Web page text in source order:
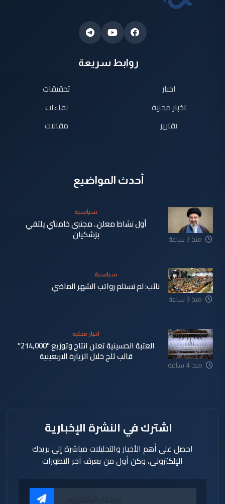
روابط سريعة
اخبار
اخبار محلية
تقارير
تحقيقات
لقاءات
مقالات
أحدث المواضيع
منذ 3 ساعة
سياسية
أول نشاط معلن.. مجتبى خامنئي يلتقي
بزشكيان
منذ 3 ساعة
سياسية
نائب: لم نستلم رواتب الشهر الماضي
منذ 4 ساعة
اخبار محلية
العتبة الحسينية تعلن انتاج وتوزيع "214,000"
قالب ثلج خلال الزيارة الاربعينية
اشترك في النشرة الإخبارية
احصل على أهم الأخبار والتحليلات مباشرة إلى بريدك
الإلكتروني، وكن أول من يعرف آخر التطورات